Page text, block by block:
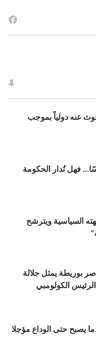
عنه دولياً بموجب
فهل تُدار الحكومة
السياسية ويترشح
بوريطة يمثل جلالة
الكولومبي
يصبح حتى الوداع مؤجلا